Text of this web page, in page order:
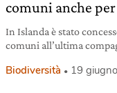
comuni anche per
In Islanda è stato
comuni all’ultima
Biodiversità 19